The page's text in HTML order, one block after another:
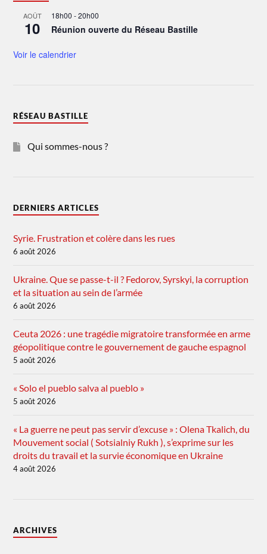
AOÛT
10
18h00 -20h00
Réunion ouverte du Réseau Bastille
Voir le calendrier
RÉSEAU BASTILLE
Qui sommes-nous ?
DERNIERS ARTICLES
Syrie. Frustration et colère dans les rues
6 août 2026
Ukraine. Que se passe-t-il ? Fedorov, Syrskyi, la corruption
et la situation au sein de l’armée
6 août 2026
Ceuta 2026 : une tragédie migratoire transformée en arme
géopolitique contre le gouvernement de gauche espagnol
5 août 2026
« Solo el pueblo salva al pueblo »
5 août 2026
« La guerre ne peut pas servir d’excuse » : Olena Tkalich, du
Mouvement social ( Sotsialniy Rukh ), s’exprime sur les
droits du travail et la survie économique en Ukraine
4 août 2026
ARCHIVES